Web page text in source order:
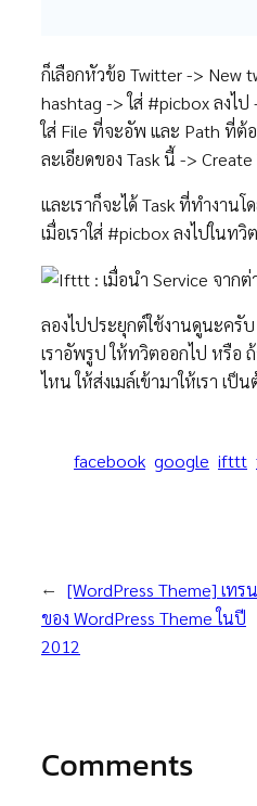
ก็เลือกหัวข้อ Twitter -> New
hashtag -> ใส่ #picbox ลงไ
ใส่ File ที่จะอัพ และ Path ที่ต้
ละเอียดของ Task นี้ -> Create
และเราก็จะได้ Task ที่ทำงานโ
เมื่อเราใส่ #picbox ลงไปในทวิ
ลองไปประยุกต์ใช้งานดูนะครั
เราอัพรูป ให้ทวิตออกไป หรือ
ไหน ให้ส่งเมล์เข้ามาให้เรา เป็
facebook google ifttt
← [WordPress Theme] เทรน
ของ WordPress Theme ในปี
2012
Comments